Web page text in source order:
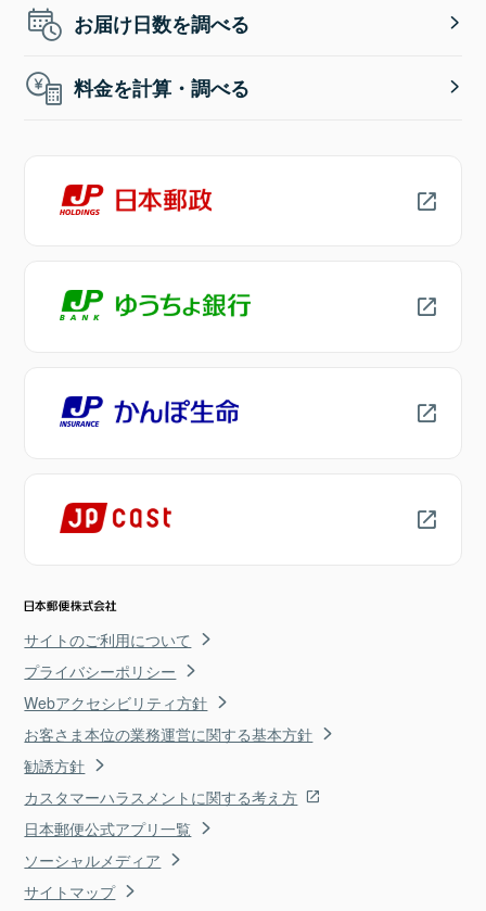
お届け日数を調べる
料金を計算・調べる
サイトのご利用について
プライバシーポリシー
Webアクセシビリティ方針
お客さま本位の業務運営に関する基本方針
勧誘方針
カスタマーハラスメントに関する考え方
日本郵便公式アプリ一覧
ソーシャルメディア
サイトマップ